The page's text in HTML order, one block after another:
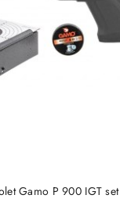
Gamo P 900 IGT set
DO KOSZYKA